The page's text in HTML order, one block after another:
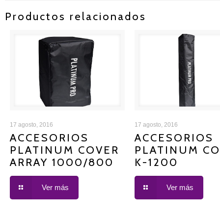
Productos relacionados
ACCESORIOS PLATINUM
COVER ARRAY 1000/800
17 agosto, 2016
ACCESORIOS
PLATINUM COVER
ARRAY 1000/800
Ver más
ACCESORIOS
COVER K-1200
17 agosto, 2016
ACCESORIOS
PLATINUM
K-1200
Ver más